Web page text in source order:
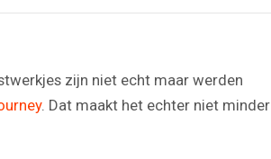
zijn niet echt maar werden
. Dat maakt het echter niet minder